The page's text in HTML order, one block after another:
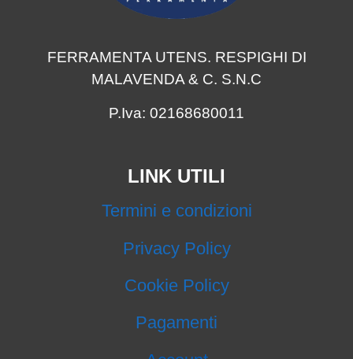
FERRAMENTA UTENS. RESPIGHI DI
MALAVENDA & C. S.N.C
P.Iva: 02168680011
LINK UTILI
Termini e condizioni
Privacy Policy
Cookie Policy
Pagamenti